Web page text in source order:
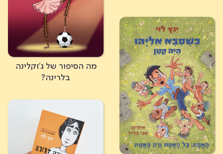
מה הסיפור של ג'וקלינה
בלרינה?